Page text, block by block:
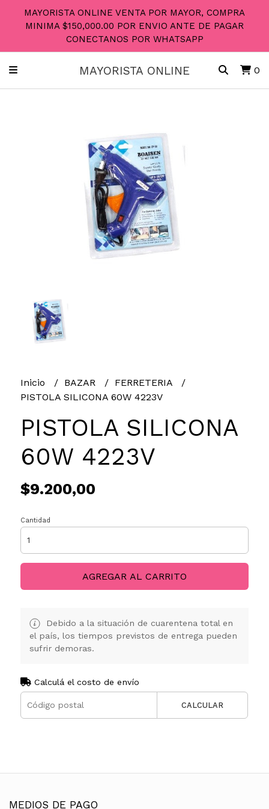
MAYORISTA ONLINE VENTA POR MAYOR, COMPRA
MINIMA $150,000.00 POR ENVIO ANTE DE PAGAR
CONECTANOS POR WHATSAPP
MAYORISTA ONLINE 0
Inicio BAZAR
FERRETERIA
PISTOLA SILICONA 60W 4223V
PISTOLA SILICONA
60W 4223V
$9.200,00
Cantidad
AGREGAR AL CARRITO
Debido a la situación de cuarentena total en
el país, los tiempos previstos de entrega pueden
sufrir demoras.
Calculá el costo de envío
CALCULAR
MEDIOS DE PAGO